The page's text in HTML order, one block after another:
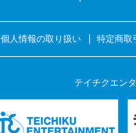
個人情報の取り扱い 特定商取
テイチクエン